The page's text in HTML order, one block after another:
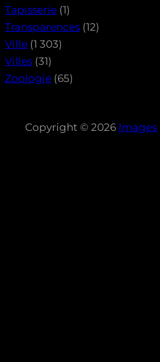
Tapisserie (1)
Transparences (12)
Ville (1 303)
Villes (31)
Zoologie (65)
Copyright © 2026 Images